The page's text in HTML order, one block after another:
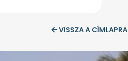
VISSZA A CÍMLAPRA